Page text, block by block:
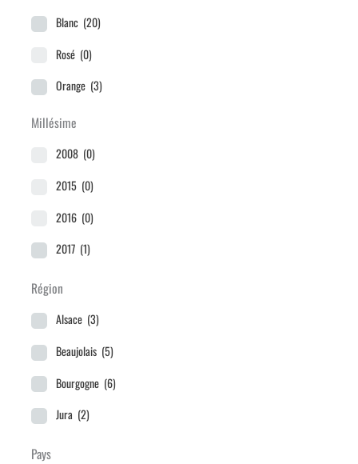
Blanc (20)
Rosé (0)
Orange (3)
Millésime
2008 (0)
2015 (0)
2016 (0)
2017 (1)
2019
(0)
2020 (7)
2021
2022(13)
Région
Alsace (3)
Beaujolais (5)
Bourgogne (6)
Jura (2)
Pays